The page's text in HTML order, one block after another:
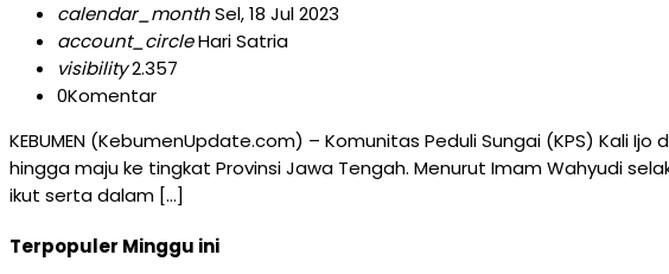
calendar_monthSel, 18 Jul 2023
account_circleHari Satria
visibility2.357
0Komentar
KEBUMEN (KebumenUpdate.com) – Komunitas Peduli Sungai (KPS) Kali
hingga maju ke tingkat Provinsi Jawa Tengah. Menurut Imam Wahyudi
ikut serta dalam […]
Terpopuler Minggu ini